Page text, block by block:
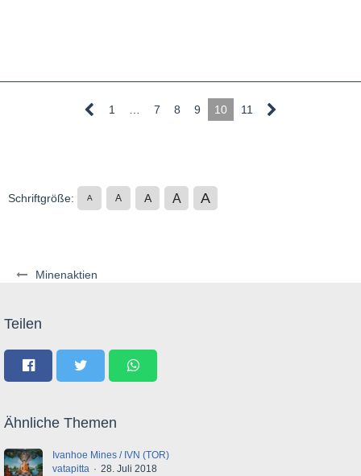
Minenaktien
1 7 8 9 10 11
Schriftgröße: A A A A A
Teilen
Ähnliche Themen
Ivanhoe Mines / IVN (TOR)
vatapitta
28. Juli 2018